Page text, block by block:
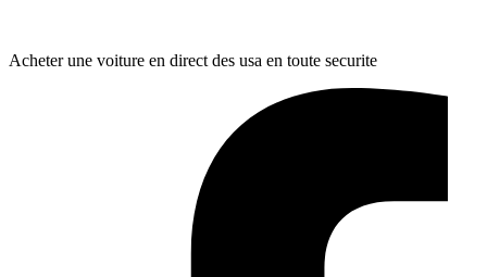
Acheter une voiture en direct des usa en toute securite